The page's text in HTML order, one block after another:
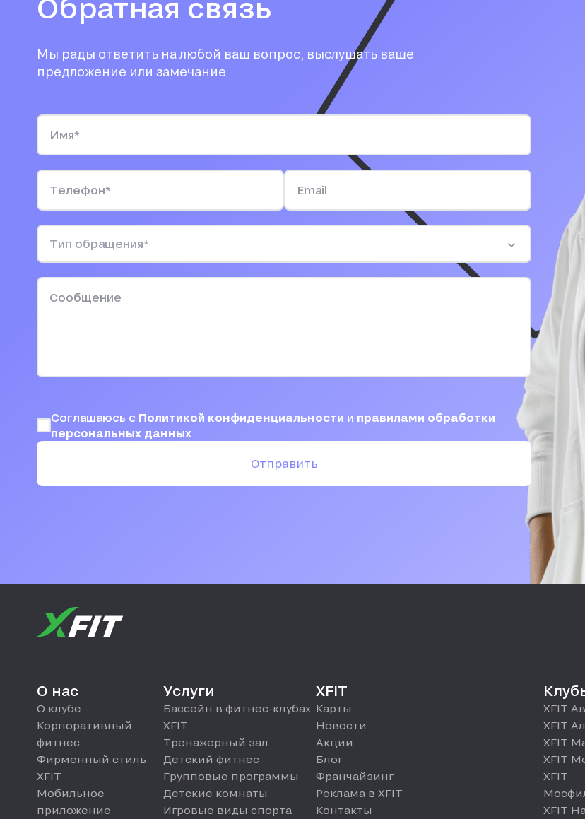
Мы рады ответить на любой ваш вопрос, выслушать ваше
предложение или замечание
Соглашаюсь с Политикой конфиденциальности и правилами обработки
персональных данных
Отправить
О нас
О клубе
Корпоративный
фитнес
Фирменный стиль
XFIT
Мобильное
приложение
Услуги
Бассейн в фитнес-клубах
XFIT
Тренажерный зал
Детский фитнес
Групповые программы
Детские комнаты
Игровые виды спорта
XFIT
Карты
Новости
Акции
Блог
Франчайзинг
Реклама в XFIT
Контакты
XFIT
XFIT
XFIT
XFIT
XFIT
XFIT